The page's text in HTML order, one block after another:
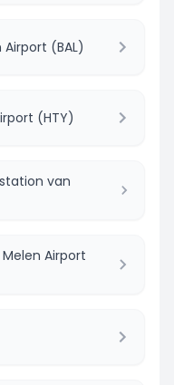
(BAL)
(HTY)
van
Airport